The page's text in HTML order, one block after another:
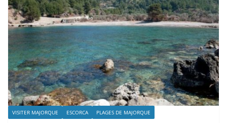
VISITER MAJORQUE ESCORCA PLAGES DE MAJORQUE